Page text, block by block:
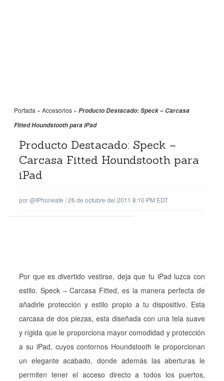
Portada » Accesorios » Producto Destacado: Speck – Carcasa
Fitted Houndstooth para iPad
Producto Destacado: Speck –
Carcasa Fitted Houndstooth para
iPad
por@iPhoneate /26 de octubre del 2011 8:10 PM EDT
Por que es divertido vestirse, deja que tu iPad luzca con
estilo. Speck – Carcasa Fitted, es la manera perfecta de
añadirle protección y estilo propio a tu dispositivo. Esta
carcasa de dos piezas, esta diseñada con una tela suave
y rígida que le proporciona mayor comodidad y protección
a su iPad, cuyos contornos Houndstooth le proporcionan
un elegante acabado, donde además las aberturas le
permiten tener el acceso directo a todos los puertos,